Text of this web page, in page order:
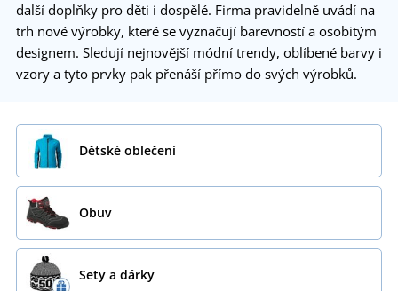
další doplňky pro děti i dospělé. Firma pravidelně uvádí na
trh nové výrobky, které se vyznačují barevností a osobitým
designem. Sledují nejnovější módní trendy, oblíbené barvy i
vzory a tyto prvky pak přenáší přímo do svých výrobků.
Dětské oblečení
Obuv
Sety a dárky